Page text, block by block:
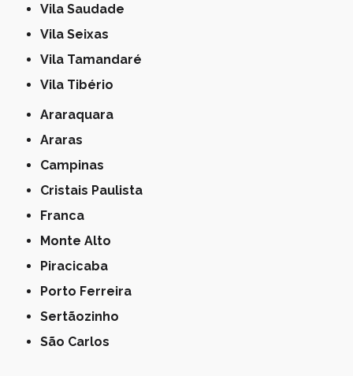
Vila Saudade
Vila Seixas
Vila Tamandaré
Vila Tibério
Araraquara
Araras
Campinas
Cristais Paulista
Franca
Monte Alto
Piracicaba
Porto Ferreira
Sertãozinho
São Carlos